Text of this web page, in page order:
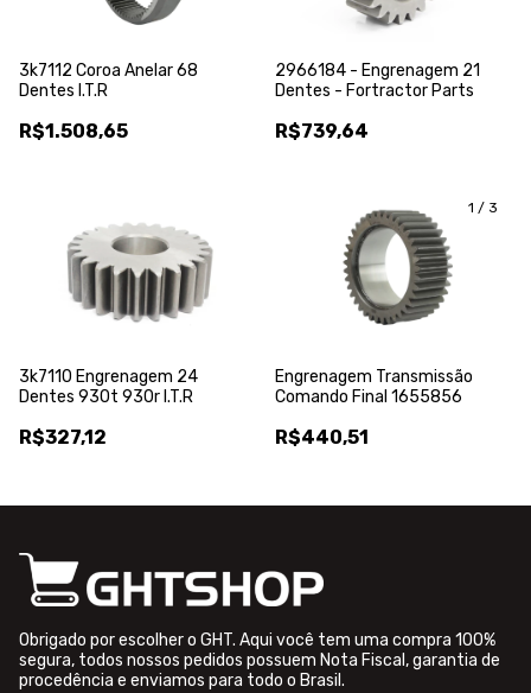
3k7112 Coroa Anelar 68
Dentes I.T.R
R$1.508,65
2966184 - Engrenagem 21
Dentes - Fortractor Parts
R$739,64
3k7110 Engrenagem 24
Dentes 930t 930r I.T.R
R$327,12
1 / 3
Engrenagem Transmissão
Comando Final 1655856
R$440,51
Obrigado por escolher o GHT. Aqui você tem uma compra 100%
segura, todos nossos pedidos possuem Nota Fiscal, garantia de
procedência e enviamos para todo o Brasil.